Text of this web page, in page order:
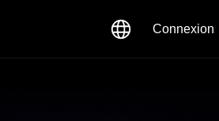
Connexion